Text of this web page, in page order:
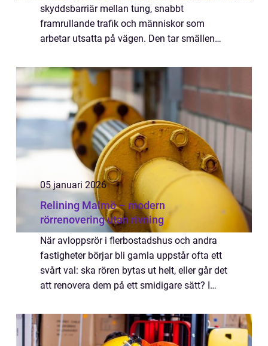
skyddsbarriär mellan tung, snabbt
framrullande trafik och människor som
arbetar utsatta på vägen. Den tar smällen
skulle varje vägarbete, bärgning eller
olycksplats vara betyd...
05 januari 2026
Relining Malmö – modern
rörrenovering utan rivning
När avloppsrör i flerbostadshus och andra
fastigheter börjar bli gamla uppstår ofta ett
svårt val: ska rören bytas ut helt, eller går det
att renovera dem på ett smidigare sätt? I